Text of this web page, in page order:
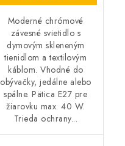
Moderné chrómové
závesné svietidlo s
dymovým skleneným
tienidlom a textilovým
káblom. Vhodné do
obývačky, jedálne alebo
spálne. Pätica E27 pre
žiarovku max. 40 W.
Trieda ochrany...